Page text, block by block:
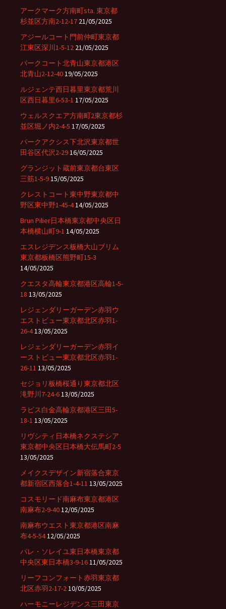
アークマーク方南町sta. 東京都
杉並区方南2-12-17 21/05/2025
アジールコート門前仲町東京都
江東区深川1-5-12 21/05/2025
パークコート北青山東京都港区
北青山2-12-4019/05/2025
ルジェンテ西日暮里東京都荒川
区西日暮里6-53-1 17/05/2025
ウェルスクエア方南町2東京都杉
並区堀ノ内2-4-5 17/05/2025
パークアクシス下北沢東京都世
田谷区代沢2-2916/05/2025
グランジット蔵前東京都台東区
三筋1-5-915/05/2025
クレストコート東中野東京都中
野区東中野1-45-414/05/2025
Brun Pilier日本橋東京都中央区日
本橋横山町9-1 14/05/2025
エスレジデンス板橋大山ブリム
東京都板橋区熊野町15-3
14/05/2025
クエスタ高輪東京都港区高輪1-5-
18 13/05/2025
レジェンダリーガーデン赤羽ウ
エストビュー東京都北区赤羽1-
26-413/05/2025
レジェンダリーガーデン赤羽イ
ーストビュー東京都北区赤羽1-
26-11 13/05/2025
セジョリ板橋桜通り東京都北区
滝野川7-24-613/05/2025
ラピス白金高輪京都港区三田5-
18-1 13/05/2025
リヴシティ日本橋ネクステシア
東京都中央区日本橋大伝馬町2-5
13/05/2025
メイクスデザイン新宿落合東京
都新宿区西落合1-4-11 13/05/2025
コスモリード南麻布東京都港区
南麻布2-9-4012/05/2025
南麻布ウエスト東京都港区南麻
布4-5-5412/05/2025
パレ・ソレイユ東日本橋東京都
中央区東日本橋3-9-1611/05/2025
リーフコンフォート赤羽東京都
北区赤羽2-17-210/05/2025
ハーモニーレジデンス三田東京